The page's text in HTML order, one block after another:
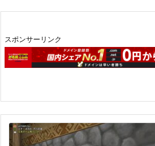
スポンサーリンク